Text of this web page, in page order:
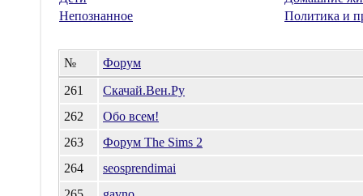
Непознанное
Политика и
№
Форум
261
Скачай.Вен.Ру
262
Обо всем!
263
Форум The Sims 2
264
seosprendimai